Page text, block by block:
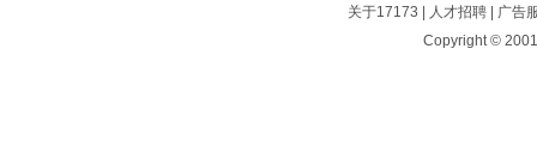
关于17173 人才招聘|
广告
Copyright ©